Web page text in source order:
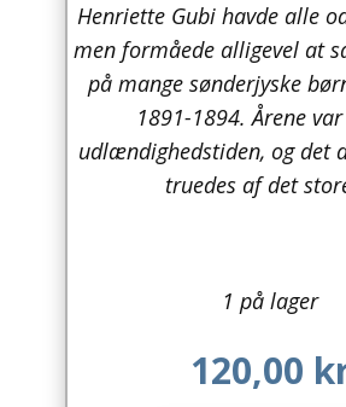
Asien
Australien
Biografier / Erindringer
Børn / Unge
Computer / IT
Henriette Gubi havde alle
men formåede alligevel at
på mange sønderjyske
1891-1894. Årene
udlændighedstiden, og det
truedes af det
1 på lager
120,00